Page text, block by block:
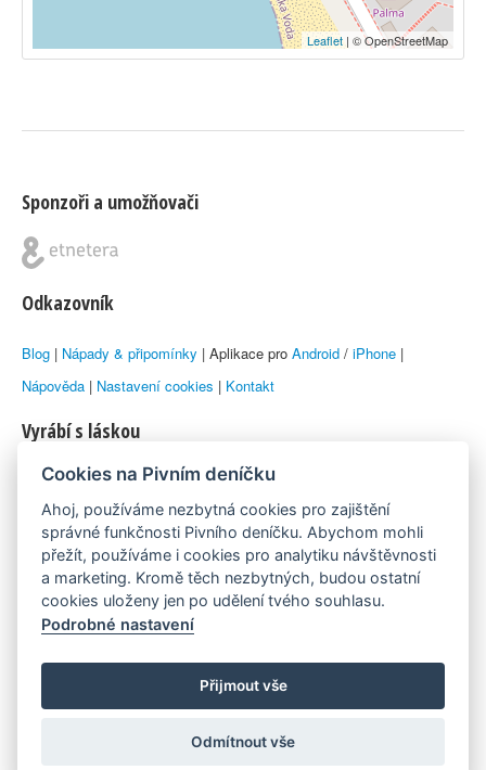
Leaflet | © OpenStreetMap
Sponzoři a umožňovači
Odkazovník
Blog | Nápady & připomínky | Aplikace pro Android / iPhone |
Nápověda | Nastavení cookies | Kontakt
Vyrábí s láskou
© 2010–2026 byLukáš Zemanaka Emka
Máme rádi
Pivní.info
Poznámka pod čarou
Pivní deníček je nezávislý zdroj, který není spjat s žádným
konkrétním pivovarem ani restaurací. Názory uživatelů nemusí nutně
reprezentovat názory tvůrců Deníčku.
Cookies na Pivním deníčku
Ahoj, používáme nezbytná cookies pro zajištění
správné funkčnosti Pivního deníčku. Abychom mohli
přežít, používáme i cookies pro analytiku návštěvnosti
a marketing. Kromě těch nezbytných, budou ostatní
cookies uloženy jen po udělení tvého souhlasu.
Podrobné nastavení
Přijmout vše
Odmítnout vše